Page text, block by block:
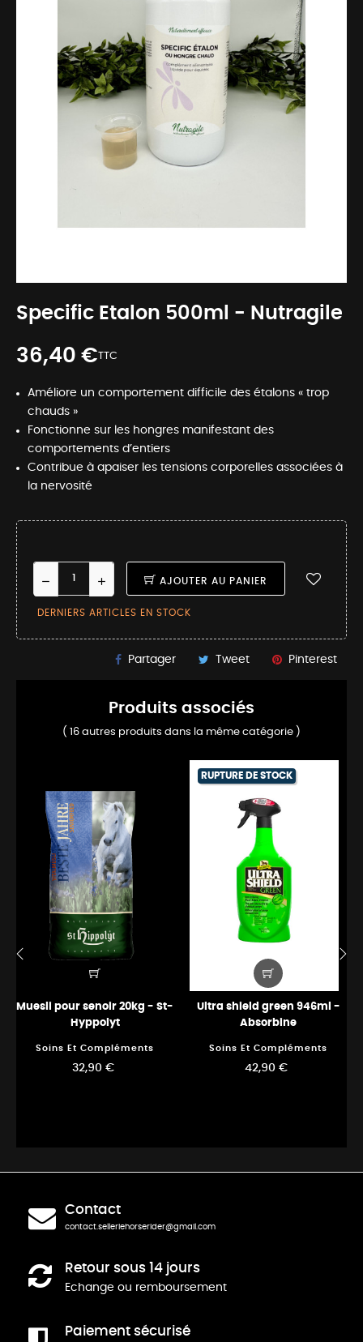
Specific Etalon 500ml - Nutragile
36,40 €TTC
Améliore un comportement difficile des étalons « trop
chauds »
Fonctionne sur les hongres manifestant des
comportements d’entiers
Contribue à apaiser les tensions corporelles associées à
la nervosité
AJOUTER AU PANIER
DERNIERS ARTICLES EN STOCK
Partager Tweet Pinterest
Produits associés
( 16 autres produits dans la même catégorie )
Muesli pour senoir 20kg - St-
Hyppolyt
Soins Et Compléments
32,90 €
RUPTURE DE STOCK
Ultra shield green 946ml -
Absorbine
Soins Et Compléments
42,90 €
Contact
contact.selleriehorserider@gmail.com
Retour sous 14 jours
Echange ou remboursement
Paiement sécurisé